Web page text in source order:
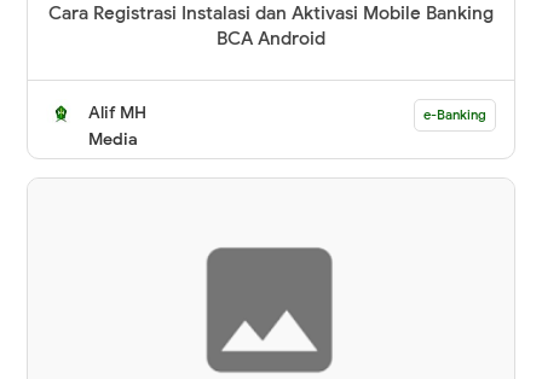
Cara Registrasi Instalasi dan Aktivasi Mobile Banking
BCA Android
Alif MH
Media
e-Banking